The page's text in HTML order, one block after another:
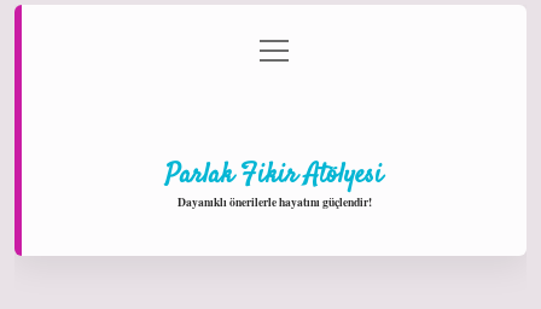
Gizlilik Politikası
menüyü
aç
Parlak Fikir Atölyesi
Dayanıklı önerilerle hayatını güçlendir!